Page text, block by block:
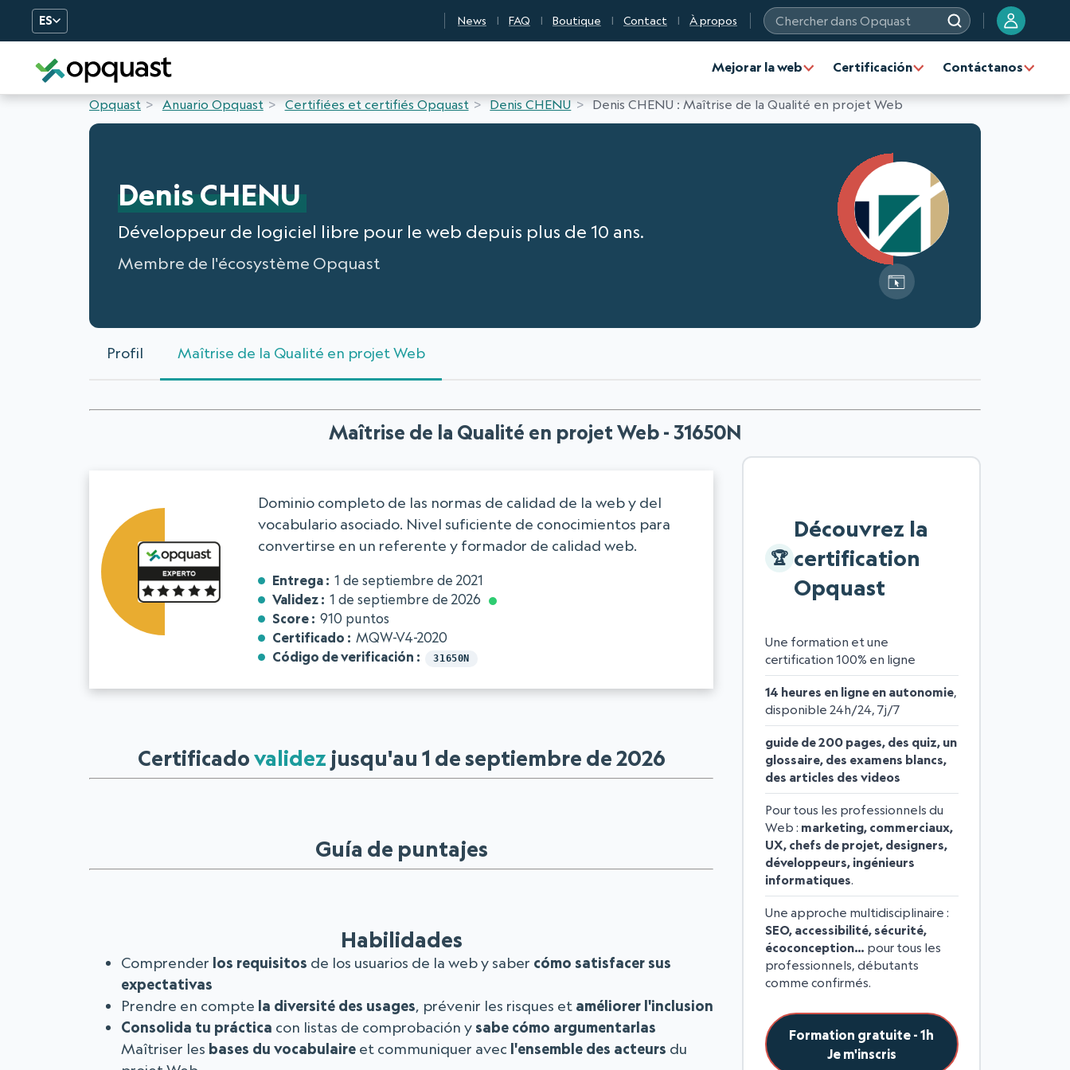
ES News FAQ Boutique Contact À propos
Chercher dans Opquast
Mejorar la web Certificación Contáctanos
Opquast Anuario Opquast Certifiées et certifiés Opquast Denis CHENU Denis CHENU : Maîtrise de la Qualité en projet Web
Denis CHENU
Développeur de logiciel libre pour le web depuis plus de 10 ans.
Membre de l'écosystème Opquast
Profil Maîtrise de la Qualité en projet Web
Maîtrise de la Qualité en projet Web - 31650N
Découvrez la
certification
Opquast
Une formation et une
certification 100% en ligne
14 heures en ligne en autonomie,
disponible 24h/24, 7j/7
guide de 200 pages, des quiz, un
glossaire, des examens blancs,
des articles des videos
Pour tous les professionnels du
Web : marketing, commerciaux,
UX, chefs de projet, designers,
développeurs, ingénieurs
informatiques.
Une approche multidisciplinaire :
SEO, accessibilité, sécurité,
écoconception… pour tous les
professionnels, débutants
comme confirmés.
Formation gratuite - 1h
Je m'inscris
Dominio completo de las normas de calidad de la web y del
vocabulario asociado. Nivel suficiente de conocimientos para
convertirse en un referente y formador de calidad web.
Entrega
1 de septiembre de 2021
Validez
1 de septiembre de 2026
Score
910 puntos
Certificado
MQW-V4-2020
Código de verificación
31650N
Certificadovalidez jusqu'au 1 de septiembre de 2026
Guía de puntajes
Habilidades
Comprender los requisitos de los usuarios de la web y saber cómo satisfacer sus
expectativas
Prendre en compte la diversité des usages, prévenir les risques et améliorer l'inclusion
Consolida tu práctica con listas de comprobación y sabe cómo argumentarlas
Maîtriser les bases du vocabulaire et communiquer avec l'ensemble des acteurs du